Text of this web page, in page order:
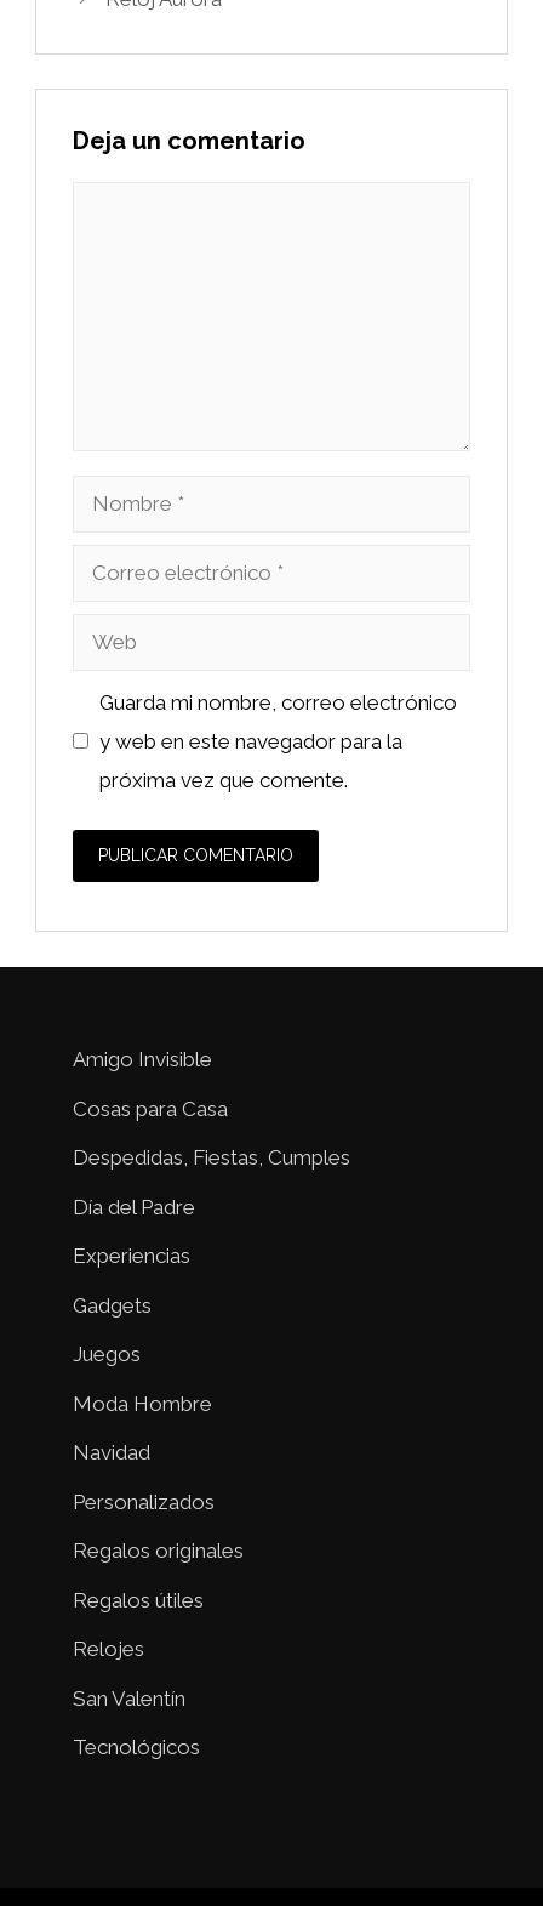
Deja un comentario
Nombre
Correo
Web
Guarda mi nombre, correo electrónico
y web en este navegador para la
próxima vez que comente.
Amigo Invisible
Cosas para Casa
Despedidas, Fiestas, Cumples
Día del Padre
Experiencias
Gadgets
Juegos
Moda Hombre
Navidad
Personalizados
Regalos originales
Regalos útiles
Relojes
San Valentín
Tecnológicos